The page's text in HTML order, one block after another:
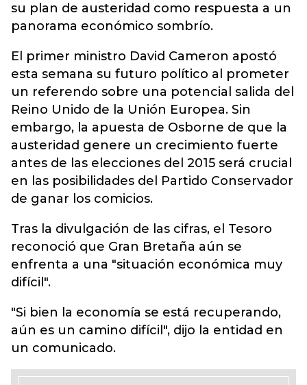
su plan de austeridad como respuesta a un
panorama económico sombrío.
El primer ministro David Cameron apostó
esta semana su futuro político al prometer
un referendo sobre una potencial salida del
Reino Unido de la Unión Europea. Sin
embargo, la apuesta de Osborne de que la
austeridad genere un crecimiento fuerte
antes de las elecciones del 2015 será crucial
en las posibilidades del Partido Conservador
de ganar los comicios.
Tras la divulgación de las cifras, el Tesoro
reconoció que Gran Bretaña aún se
enfrenta a una "situación económica muy
difícil".
"Si bien la economía se está recuperando,
aún es un camino difícil", dijo la entidad en
un comunicado.